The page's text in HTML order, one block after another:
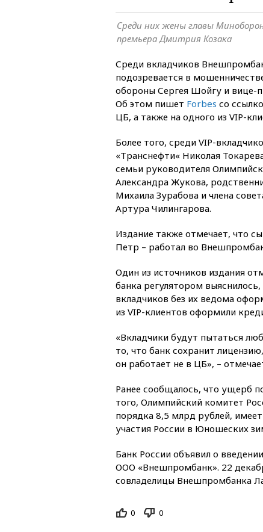
Среди них жены главы
премьера Дмитрия Козака
Среди вкладчиков
подозревается в
обороны Сергея Шойгу и вице-
Об этом пишет Forbes со
ЦБ, а также на одного из VIP-
Более того, среди VIP-
«Транснефти« Николая
семьи руководителя
Александра Жукова,
Михаила Зурабова и члена
Артура Чилингарова.
Издание также отмечает, что
Петр – работал во
Один из источников издания
банка регулятором
вкладчиков без их ведома
из VIP-клиентов оформили
«Вкладчики будут пытаться
то, что банк сохранит
он работает не в ЦБ», –
Ранее сообщалось, что ущерб
того, Олимпийский комитет
порядка 8,5 млрд рублей,
участия России в Юношеских
Банк России объявил о
ООО «Внешпромбанк». 22
совладелицы Внешпромбанка
0 0